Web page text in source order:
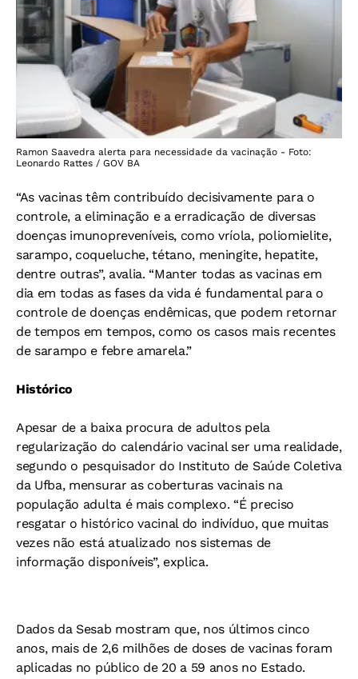
Ramon Saavedra alerta para necessidade da vacinação - Foto:
Leonardo Rattes / GOV BA
“As vacinas têm contribuído decisivamente para o
controle, a eliminação e a erradicação de diversas
doenças imunopreveníveis, como vríola, poliomielite,
sarampo, coqueluche, tétano, meningite, hepatite,
dentre outras”, avalia. “Manter todas as vacinas em
dia em todas as fases da vida é fundamental para o
controle de doenças endêmicas, que podem retornar
de tempos em tempos, como os casos mais recentes
de sarampo e febre amarela.”
Histórico
Apesar de a baixa procura de adultos pela
regularização do calendário vacinal ser uma realidade,
segundo o pesquisador do Instituto de Saúde Coletiva
da Ufba, mensurar as coberturas vacinais na
população adulta é mais complexo. “É preciso
resgatar o histórico vacinal do indivíduo, que muitas
vezes não está atualizado nos sistemas de
informação disponíveis”, explica.
Dados da Sesab mostram que, nos últimos cinco
anos, mais de 2,6 milhões de doses de vacinas foram
aplicadas no público de 20 a 59 anos no Estado.